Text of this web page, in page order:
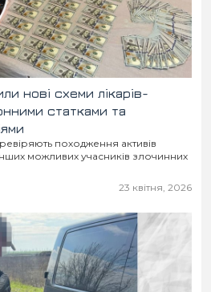
нові схеми лікарів-
статками та
походження активів
можливих учасників злочинних
23 квітня, 2026